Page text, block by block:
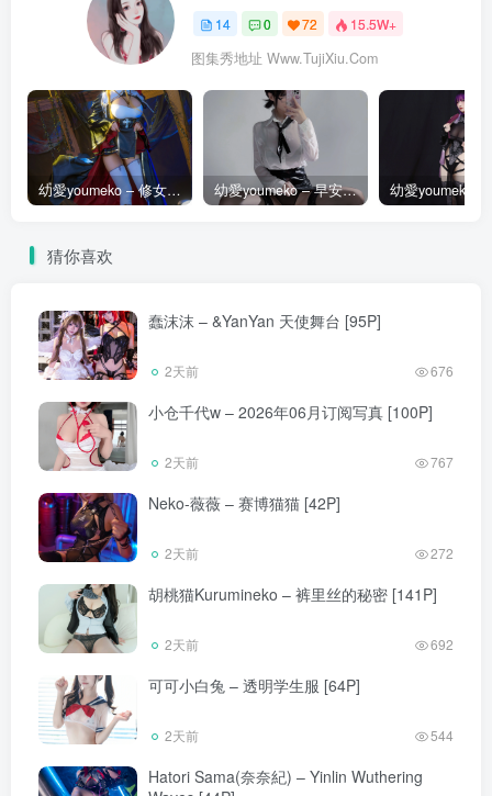
14 0 72 15.5W+
图集秀地址 Www.TujiXiu.Com
幼愛youmeko – 修女 夏洛特 幼愛youmeko – 早安，想吃点什么？
猜你喜欢
蠢沫沫 – &YanYan 天使舞台 [95P]
2天前 676
小仓千代w – 2026年06月订阅写真 [100P]
2天前 767
Neko-薇薇 – 赛博猫猫 [42P]
2天前 272
胡桃猫Kurumineko – 裤里丝的秘密 [141P]
2天前 692
可可小白兔 – 透明学生服 [64P]
2天前 544
Hatori Sama(奈奈紀) – Yinlin Wuthering